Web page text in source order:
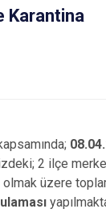
Karantina
2 ilçe
üzere